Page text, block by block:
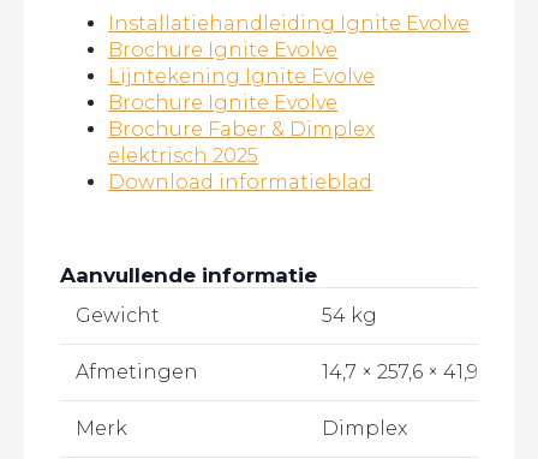
Installatiehandleiding Ignite Evolve
Brochure Ignite Evolve
Lijntekening Ignite Evolve
Brochure Ignite Evolve
Brochure Faber & Dimplex
elektrisch 2025
Download informatieblad
Aanvullende informatie
Gewicht 54 kg
Afmetingen 14,7 × 257,6 × 41,9 cm
Merk Dimplex